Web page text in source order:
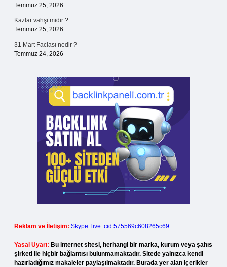
Temmuz 25, 2026
Kazlar vahşi midir ?
Temmuz 25, 2026
31 Mart Faciası nedir ?
Temmuz 24, 2026
Reklam ve İletişim: Skype: live:.cid.575569c608265c69
Yasal Uyarı: Bu internet sitesi, herhangi bir marka, kurum veya şahıs
şirketi ile hiçbir bağlantısı bulunmamaktadır. Sitede yalnızca kendi
hazırladığımız makaleler paylaşılmaktadır. Burada yer alan içerikler